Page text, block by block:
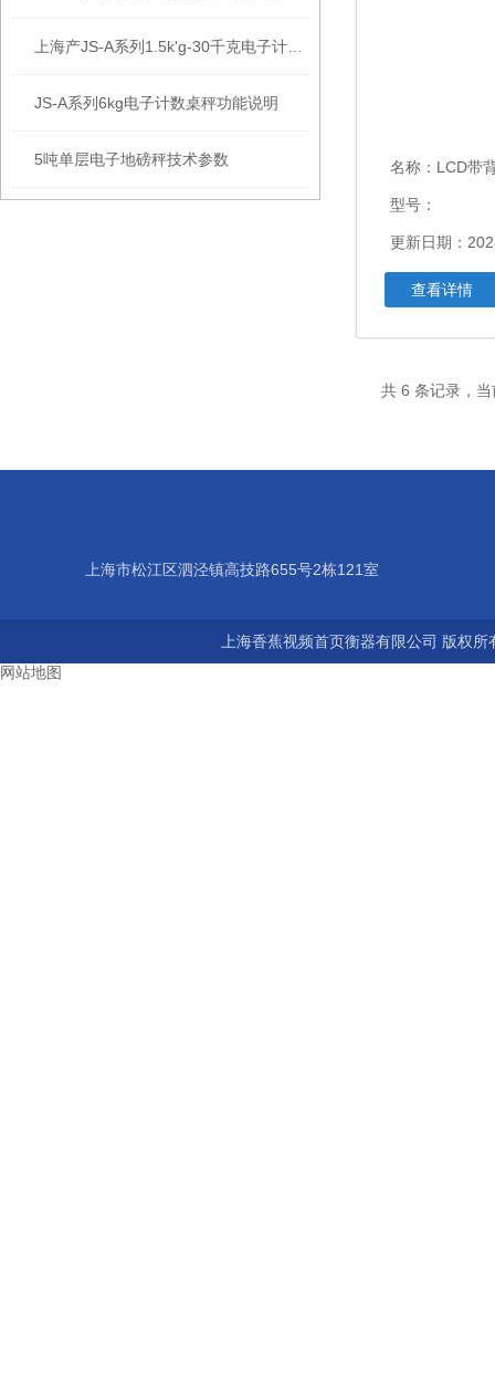
JS-A系列6kg电子计数桌秤功能说明
5吨单层电子地磅秤技术参数 名称： LCD带背光显示
型号：
更新日期：
查看详情
共 6 条记录
上海市松江区泗泾镇高技路655号2栋121室
上海香蕉视频首页衡器有限公司 版权所
网站地图